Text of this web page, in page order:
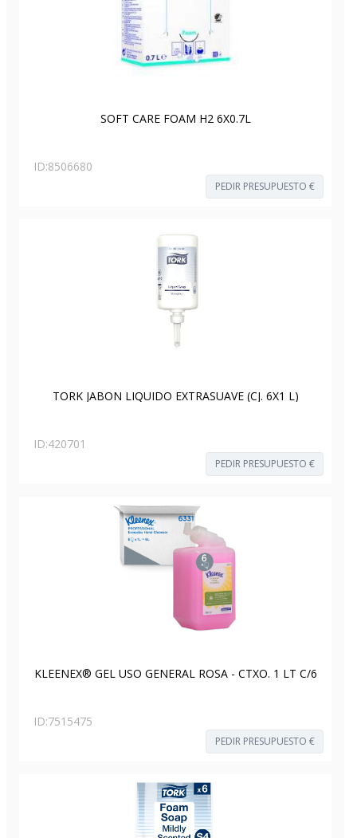
SOFT CARE FOAM H2 6X0.7L
ID:8506680
PEDIR PRESUPUESTO €
TORK JABON LIQUIDO EXTRASUAVE (CJ. 6X1 L)
ID:420701
PEDIR PRESUPUESTO €
KLEENEX® GEL USO GENERAL ROSA - CTXO. 1 LT C/6
ID:7515475
PEDIR PRESUPUESTO €